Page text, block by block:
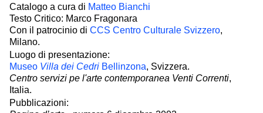
Catalogo a cura di Matteo Bianchi
Testo Critico: Marco Fragonara
Con il patrocinio di CCS Centro Culturale Svizzero,
Milano.
Luogo di presentazione:
Museo Villa dei Cedri Bellinzona, Svizzera.
Centro servizi pe l'arte contemporanea Venti Correnti,
Italia.
Pubblicazioni: